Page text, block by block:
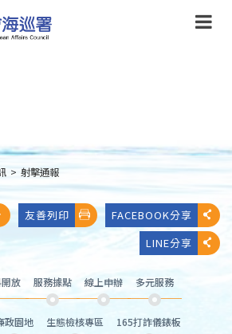
> 射擊通報
友善列印
FACEBOOK分享
LINE分享
放 服務據點 線上申辦 多元服務
政園地 生態檢核專區 165打詐儀錶板